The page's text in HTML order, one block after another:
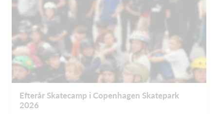
Efterår Skatecamp i Copenhagen Skatepark
2026